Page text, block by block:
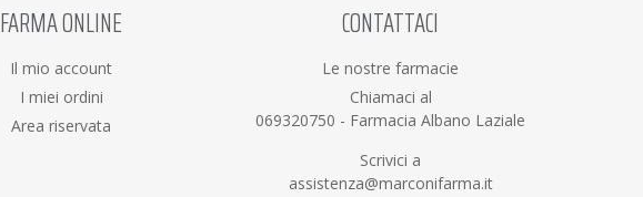
FARMA ONLINE
Il mio account
I miei ordini
Area riservata
CONTATTACI
Le nostre farmacie
Chiamaci al
069320750 - Farmacia Albano Laziale
Scrivici a
assistenza@marconifarma.it